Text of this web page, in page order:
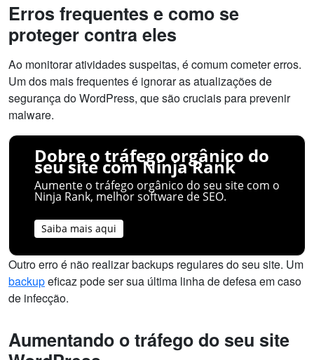
Erros frequentes e como se
proteger contra eles
Ao monitorar atividades suspeitas, é comum cometer erros.
Um dos mais frequentes é ignorar as atualizações de
segurança do WordPress, que são cruciais para prevenir
malware.
Dobre o tráfego orgânico do
seu site com Ninja Rank
Aumente o tráfego orgânico do seu site com o
Ninja Rank, melhor software de SEO.
Saiba mais aqui
Outro erro é não realizar backups regulares do seu site. Um
backupeficaz pode ser sua última linha de defesa em caso
de infecção.
Aumentando o tráfego do seu site